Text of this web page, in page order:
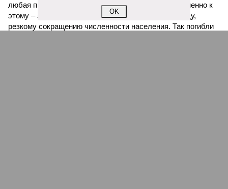
любая природная катастрофа непременно ведёт именно к
этому – экономическому кризису, эпидемиям, голоду,
резкому сокращению численности населения. Так погибли
OK